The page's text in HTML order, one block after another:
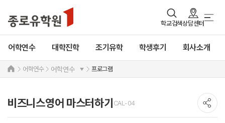
학교검색상담센터
어학연수 대학진학 조기유학 학생후기 회사소개
어학연수 어학연수 프로그램
비즈니스영어 마스터하기 CAL-04